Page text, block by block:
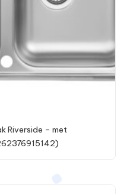
Riverside – met